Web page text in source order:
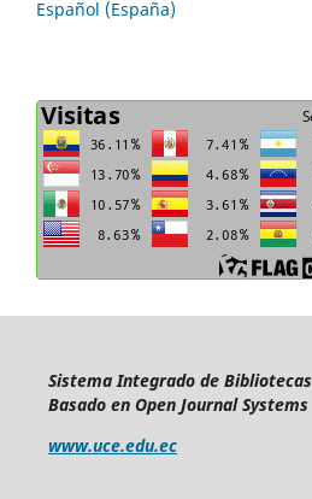
Español (España)
Sistema Integrado de Bibliotecas
Basado en Open Journal Systems
www.uce.edu.ec